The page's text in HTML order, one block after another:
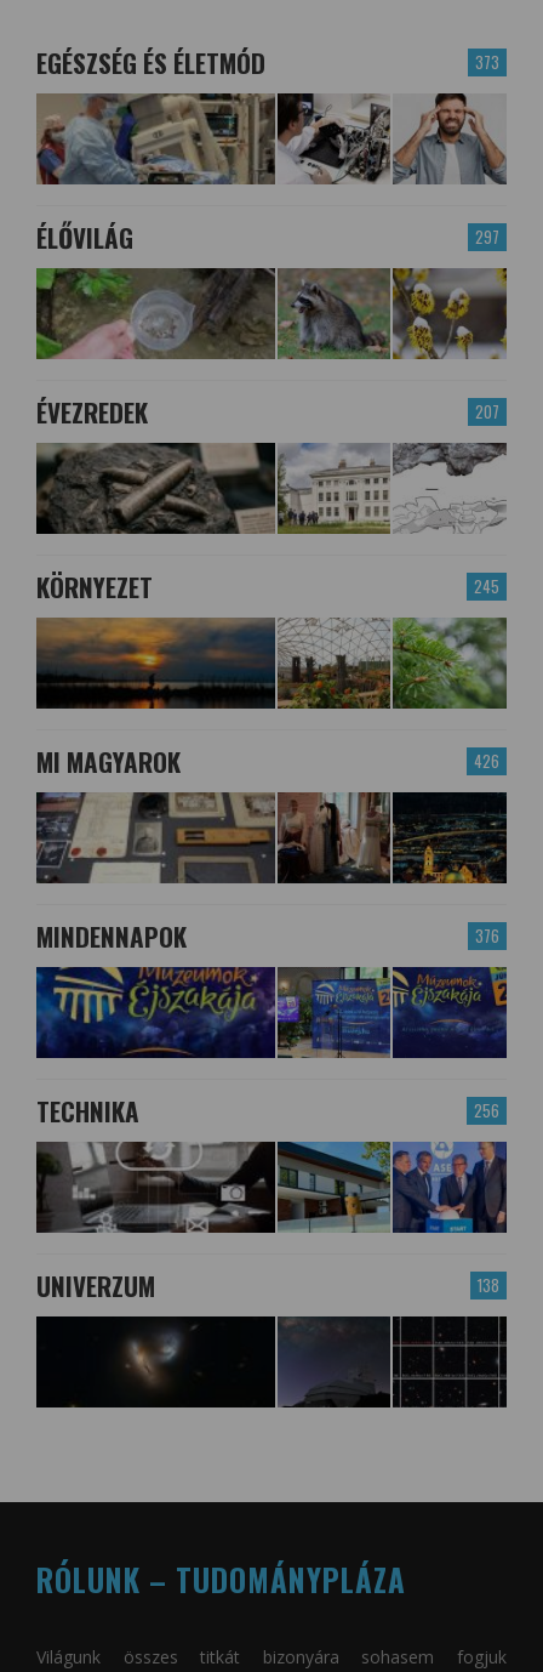
373
EGÉSZSÉG ÉS ÉLETMÓD
297
ÉLŐVILÁG
207
ÉVEZREDEK
245
KÖRNYEZET
426
MI MAGYAROK
376
MINDENNAPOK
256
TECHNIKA
138
UNIVERZUM
RÓLUNK – TUDOMÁNYPLÁZA
Világunk összes titkát bizonyára sohasem fogjuk